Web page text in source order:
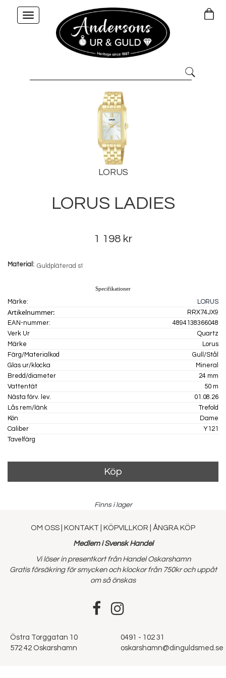
Toggle
navigation
LORUS
LORUS LADIES
1 198 kr
Material
Specifikationer
Märke: LORUS
Artikelnummer:
RRX74JX9
EAN-nummer:
4894138366048
Verk Ur
Quartz
Märke
Lorus
Färg/Materialkod
Gull/Stål
Glas ur/klocka
Mineral
Bredd/diameter
24 mm
Vattentät
50 m
Nästa förv. lev.
01.08.26
Lås rem/länk
Trefold
Kön
Dame
Caliber
Y121
Tavelfärg
Köp
Finns i lager
OM OSS KONTAKT KÖPVILLKOR ÅNGRA KÖP
Medlem i Svensk Handel
Vi löser in presentkort från Handel Oskarshamn
Gratis försäkring för smycken och klockor från 750kr och uppåt
om så önskas
Östra Torggatan 10
572 42 Oskarshamn
0491 - 102 31
oskarshamn@dinguldsmed.se